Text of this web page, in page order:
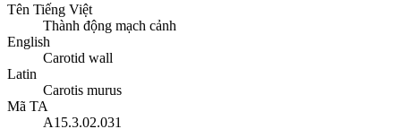
Tên Tiếng Việt
Thành động mạch cảnh
English
Carotid wall
Latin
Carotis murus
Mã TA
A15.3.02.031